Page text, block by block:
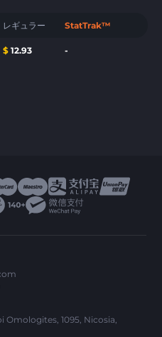
レギュラー StatTrak™
$ 12.93 -
Omologites, 1095, Nicosia,